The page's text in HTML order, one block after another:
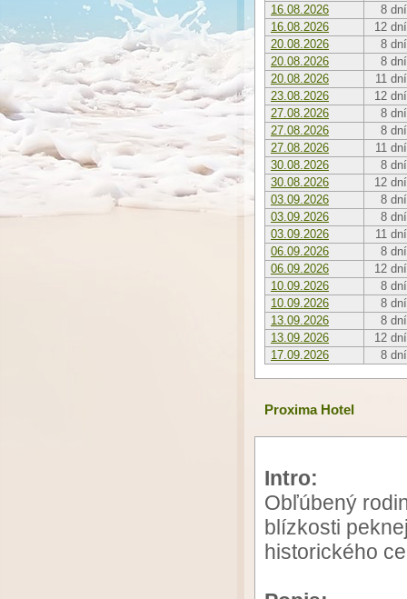
16.08.2026
8 dní
16.08.2026
12 dní
20.08.2026
8 dní
20.08.2026
8 dní
20.08.2026
11 dní
23.08.2026
12 dní
27.08.2026
8 dní
27.08.2026
8 dní
27.08.2026
11 dní
30.08.2026
8 dní
30.08.2026
12 dní
03.09.2026
8 dní
03.09.2026
8 dní
03.09.2026
11 dní
06.09.2026
8 dní
06.09.2026
12 dní
10.09.2026
8 dní
10.09.2026
8 dní
13.09.2026
8 dní
13.09.2026
12 dní
17.09.2026
8 dní
Proxima Hotel
Intro:
Obľúbený
blízkosti
historického